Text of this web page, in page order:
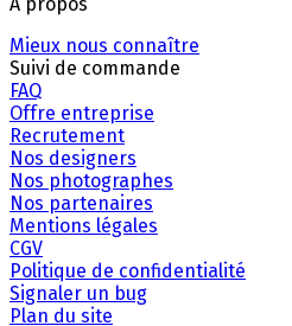
Mieux nous connaître
Suivi de commande
FAQ
Offre entreprise
Recrutement
Nos designers
Nos photographes
Nos partenaires
Mentions légales
CGV
Politique de confidentialité
Signaler un bug
Plan du site